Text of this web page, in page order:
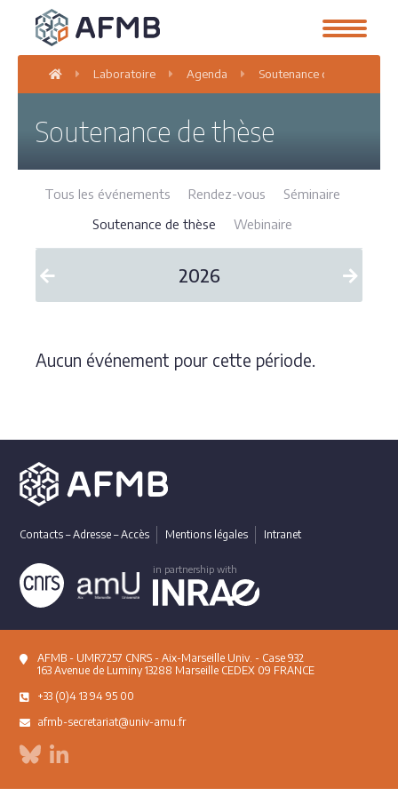
Laboratoire Agenda Soutenance de thèse
Soutenance de thèse
Tous les événements Rendez-vous
Séminaire
Soutenance de thèse
Webinaire
2026
Aucun événement pour cette période.
Contacts – Adresse – Accès Mentions légales Intranet
in partnership with
AFMB - UMR7257 CNRS - Aix-Marseille Univ. - Case 932
163 Avenue de Luminy 13288 Marseille CEDEX 09 FRANCE
+33 (0)4 13 94 95 00
afmb-secretariat@univ-amu.fr